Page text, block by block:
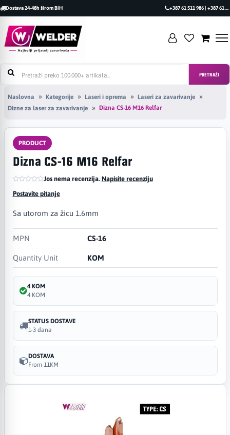
Dostava 24-48h širom BiH +387 61 511 986 | +387 61 493 470
PRETRAŽI
Naslovna Kategorije Laseri i oprema
Laseri za zavarivanje
Dizne za laser za zavarivanje
Dizna CS-16 M16 Relfar
PRODUCT
Dizna CS-16 M16 Relfar
Jos nema recenzija.|Napisite recenziju
Postavite pitanje
Sa utorom za žicu 1.6mm
MPN CS-16
Quantity Unit KOM
4 KOM
4 KOM
STATUS DOSTAVE
1-3 dana
DOSTAVA
From 11KM